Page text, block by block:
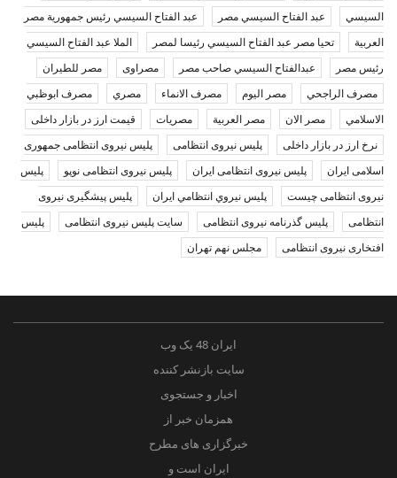
السيسي
عبد الفتاح السيسي مصر
عبد الفتاح السيسي رئيس جمهورية مصر
العربية
تحيا مصر عبد الفتاح السيسي رئيسا لمصر
الملا عبد الفتاح السيسي
رئيس مصر
عبدالفتاح السيسي صاحب مصر مصراوى
مصر للطيران
مصرف الراجحي
مصر اليوم مصرف الانماء مصري
مصرف ابوظبي
الاسلامي
مصر الان مصر العربية مصريات
قیمت ارز در بازار داخلی
نرخ ارز در بازار داخلی
پلیس نیروی انتظامی
پلیس نیروی انتظامی جمهوری
اسلامی ایران
پلیس نیروی انتظامی ایران پلیس نیروی انتظامی نوپو
پلیس
نیروی انتظامی چیست
پليس نيروي انتظامي ايران
پلیس پیشگیری نیروی
انتظامی
پلیس گذرنامه نیروی انتظامی سایت پلیس نیروی انتظامی
پلیس
افتخاری نیروی انتظامی
مجلس نهم تهران
ایران 48 یک وب
سایت بازنشر کننده
اخبار و جستجوی
همزمان خبر از
خبرگزاری های مطرح
ایران است و